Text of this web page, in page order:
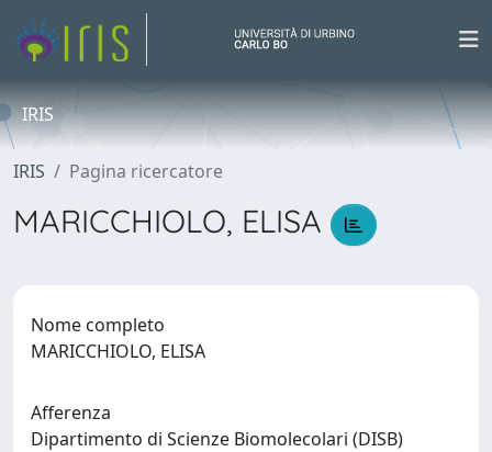
IRIS
IRIS Pagina ricercatore
MARICCHIOLO, ELISA
Nome completo
MARICCHIOLO, ELISA
Afferenza
Dipartimento di Scienze Biomolecolari (DISB)